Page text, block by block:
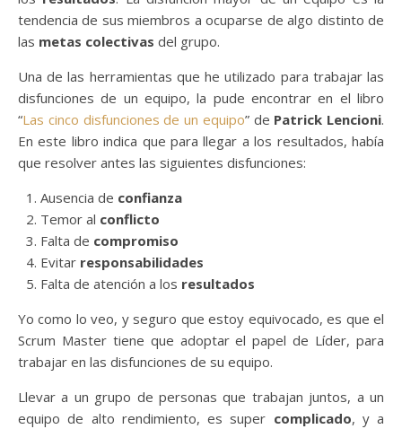
tendencia de sus miembros a ocuparse de algo distinto de
las metas colectivas del grupo.
Una de las herramientas que he utilizado para trabajar las
disfunciones de un equipo, la pude encontrar en el libro
“Las cinco disfunciones de un equipo” de Patrick Lencioni.
En este libro indica que para llegar a los resultados, había
que resolver antes las siguientes disfunciones:
Ausencia de confianza
Temor al conflicto
Falta de compromiso
Evitar responsabilidades
Falta de atención a los resultados
Yo como lo veo, y seguro que estoy equivocado, es que el
Scrum Master tiene que adoptar el papel de Líder, para
trabajar en las disfunciones de su equipo.
Llevar a un grupo de personas que trabajan juntos, a un
equipo de alto rendimiento, es super complicado, y a